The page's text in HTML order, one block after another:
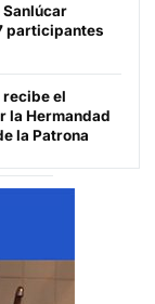
participantes
recibe el
la Hermandad
la Patrona